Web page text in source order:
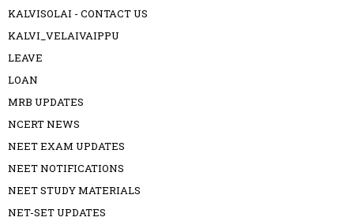
KALVISOLAI - CONTACT US
KALVI_VELAIVAIPPU
LEAVE
LOAN
MRB UPDATES
NCERT NEWS
NEET EXAM UPDATES
NEET NOTIFICATIONS
NEET STUDY MATERIALS
NET-SET UPDATES